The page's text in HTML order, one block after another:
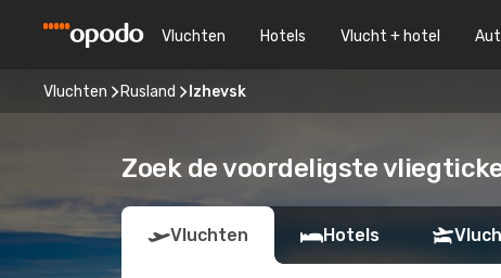
Vluchten Hotels Vlucht + hotel
Vluchten Rusland Izhevsk
Zoek de voordeligste
Vluchten Hotels